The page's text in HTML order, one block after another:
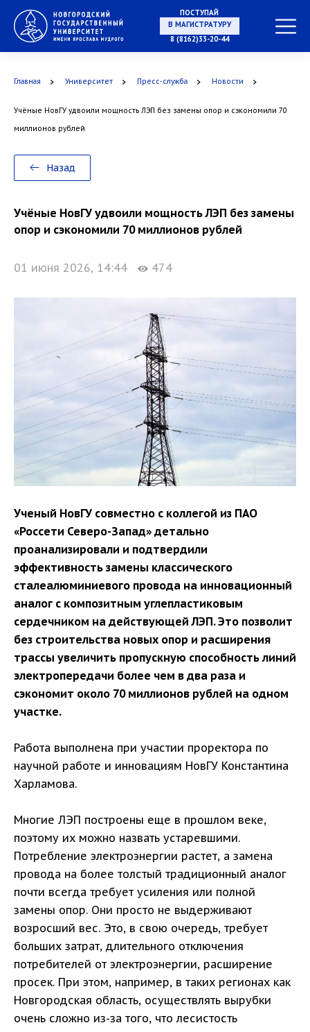
ПОСТУПАЙ
НА СПЕЦИАЛИТЕТ
В МАГИСТРАТУРУ
8 (8162)33-20-44
Главная Университет Пресс-служба Новости
Учёные НовГУ удвоили мощность ЛЭП без замены опор и сэкономили 70
миллионов рублей
Назад
Учёные НовГУ удвоили мощность ЛЭП без замены
опор и сэкономили 70 миллионов рублей
01 июня 2026, 14:44 474
Ученый НовГУ совместно с коллегой из ПАО
«Россети Северо-Запад» детально
проанализировали и подтвердили
эффективность замены классического
сталеалюминиевого провода на инновационный
аналог с композитным углепластиковым
сердечником на действующей ЛЭП. Это позволит
без строительства новых опор и расширения
трассы увеличить пропускную способность линий
электропередачи более чем в два раза и
сэкономит около 70 миллионов рублей на одном
участке.
Работа выполнена при участии проректора по
научной работе и инновациям НовГУ Константина
Харламова.
Многие ЛЭП построены еще в прошлом веке,
поэтому их можно назвать устаревшими.
Потребление электроэнергии растет, а замена
провода на более толстый традиционный аналог
почти всегда требует усиления или полной
замены опор. Они просто не выдерживают
возросший вес. Это, в свою очередь, требует
больших затрат, длительного отключения
потребителей от электроэнергии, расширение
просек. При этом, например, в таких регионах как
Новгородская область, осуществлять вырубки
очень сложно из-за того, что лесистость